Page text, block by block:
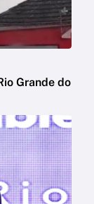
Grande do